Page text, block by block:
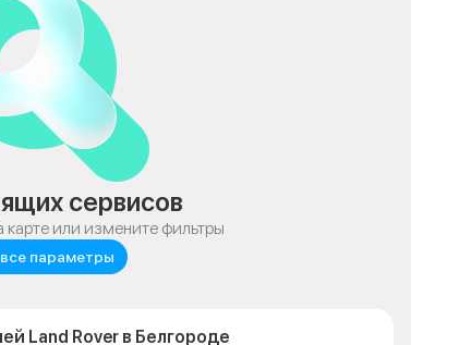
сервисов
карте или измените фильтры
параметры
Land Rover в Белгороде